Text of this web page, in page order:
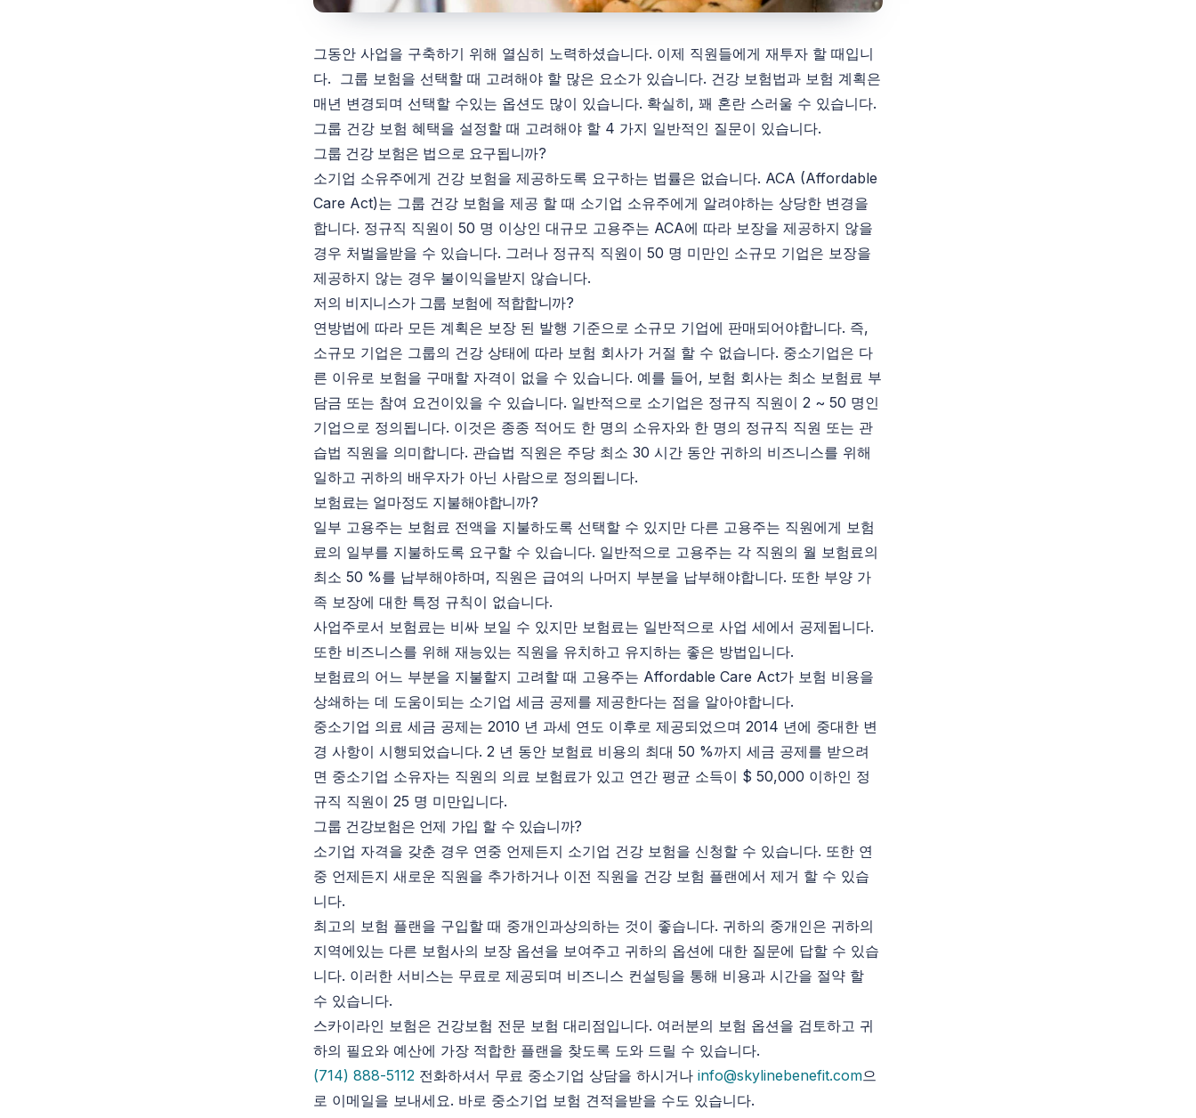
그동안 사업을 구축하기 위해 열심히 노력하셨습니다. 이제 직원들에게 재투자 할 때입니
다. 그룹 보험을 선택할 때 고려해야 할 많은 요소가 있습니다. 건강 보험법과 보험 계획은
매년 변경되며 선택할 수있는 옵션도 많이 있습니다. 확실히, 꽤 혼란 스러울 수 있습니다.
그룹 건강 보험 혜택을 설정할 때 고려해야 할 4 가지 일반적인 질문이 있습니다.
그룹 건강 보험은 법으로 요구됩니까?
소기업 소유주에게 건강 보험을 제공하도록 요구하는 법률은 없습니다. ACA (Affordable
Care Act)는 그룹 건강 보험을 제공 할 때 소기업 소유주에게 알려야하는 상당한 변경을
합니다. 정규직 직원이 50 명 이상인 대규모 고용주는 ACA에 따라 보장을 제공하지 않을
경우 처벌을받을 수 있습니다. 그러나 정규직 직원이 50 명 미만인 소규모 기업은 보장을
제공하지 않는 경우 불이익을받지 않습니다.
저의 비지니스가 그룹 보험에 적합합니까?
연방법에 따라 모든 계획은 보장 된 발행 기준으로 소규모 기업에 판매되어야합니다. 즉,
소규모 기업은 그룹의 건강 상태에 따라 보험 회사가 거절 할 수 없습니다. 중소기업은 다
른 이유로 보험을 구매할 자격이 없을 수 있습니다. 예를 들어, 보험 회사는 최소 보험료 부
담금 또는 참여 요건이있을 수 있습니다. 일반적으로 소기업은 정규직 직원이 2 ~ 50 명인
기업으로 정의됩니다. 이것은 종종 적어도 한 명의 소유자와 한 명의 정규직 직원 또는 관
습법 직원을 의미합니다. 관습법 직원은 주당 최소 30 시간 동안 귀하의 비즈니스를 위해
일하고 귀하의 배우자가 아닌 사람으로 정의됩니다.
보험료는 얼마정도 지불해야합니까?
일부 고용주는 보험료 전액을 지불하도록 선택할 수 있지만 다른 고용주는 직원에게 보험
료의 일부를 지불하도록 요구할 수 있습니다. 일반적으로 고용주는 각 직원의 월 보험료의
최소 50 %를 납부해야하며, 직원은 급여의 나머지 부분을 납부해야합니다. 또한 부양 가
족 보장에 대한 특정 규칙이 없습니다.
사업주로서 보험료는 비싸 보일 수 있지만 보험료는 일반적으로 사업 세에서 공제됩니다.
또한 비즈니스를 위해 재능있는 직원을 유치하고 유지하는 좋은 방법입니다.
보험료의 어느 부분을 지불할지 고려할 때 고용주는 Affordable Care Act가 보험 비용을
상쇄하는 데 도움이되는 소기업 세금 공제를 제공한다는 점을 알아야합니다.
중소기업 의료 세금 공제는 2010 년 과세 연도 이후로 제공되었으며 2014 년에 중대한 변
경 사항이 시행되었습니다. 2 년 동안 보험료 비용의 최대 50 %까지 세금 공제를 받으려
면 중소기업 소유자는 직원의 의료 보험료가 있고 연간 평균 소득이 $ 50,000 이하인 정
규직 직원이 25 명 미만입니다.
그룹 건강보험은 언제 가입 할 수 있습니까?
소기업 자격을 갖춘 경우 연중 언제든지 소기업 건강 보험을 신청할 수 있습니다. 또한 연
중 언제든지 새로운 직원을 추가하거나 이전 직원을 건강 보험 플랜에서 제거 할 수 있습
니다.
최고의 보험 플랜을 구입할 때 중개인과상의하는 것이 좋습니다. 귀하의 중개인은 귀하의
지역에있는 다른 보험사의 보장 옵션을 보여주고 귀하의 옵션에 대한 질문에 답할 수 있습
니다. 이러한 서비스는 무료로 제공되며 비즈니스 컨설팅을 통해 비용과 시간을 절약 할
수 있습니다.
스카이라인 보험은 건강보험 전문 보험 대리점입니다. 여러분의 보험 옵션을 검토하고 귀
하의 필요와 예산에 가장 적합한 플랜을 찾도록 도와 드릴 수 있습니다.
(714) 888-5112 전화하셔서 무료 중소기업 상담을 하시거나info@skylinebenefit.com으
로 이메일을 보내세요. 바로 중소기업 보험 견적을받을 수도 있습니다.